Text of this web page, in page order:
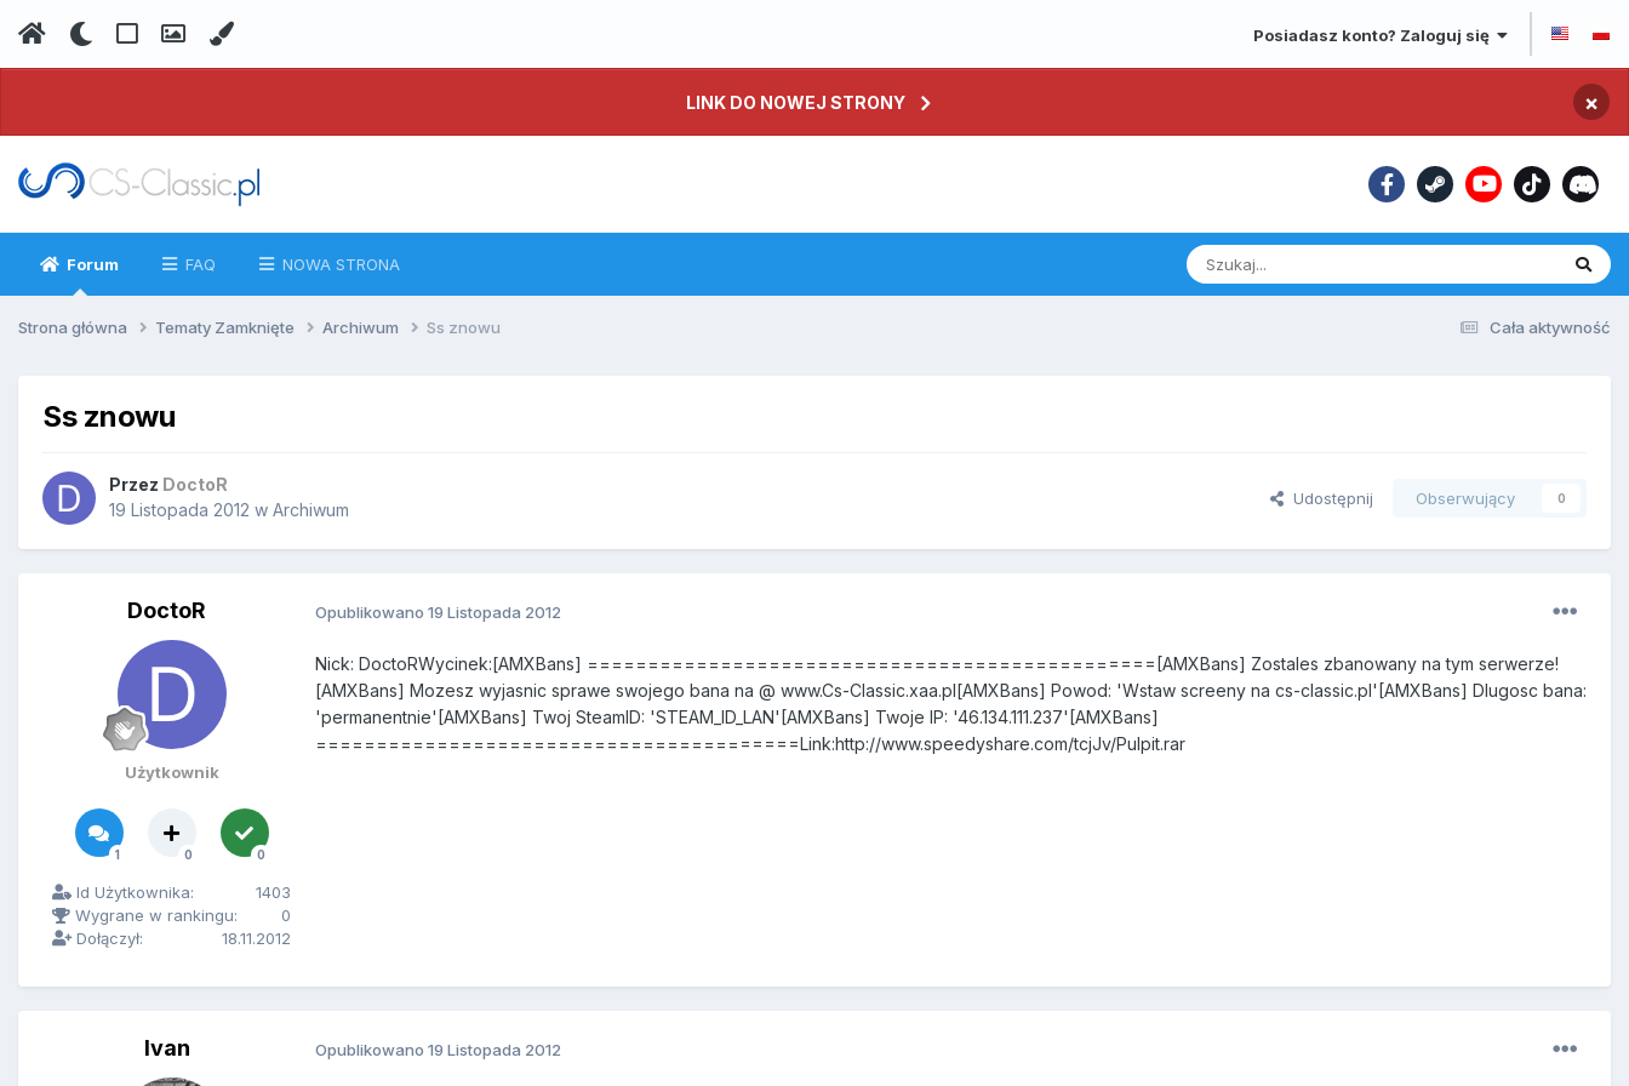
Posiadasz konto? Zaloguj się
LINK DO NOWEJ STRONY ×
Forum FAQ NOWA STRONA
Cała aktywność
Strona główna Tematy Zamknięte Archiwum Ss znowu
Ss znowu
Przez DoctoR
19 Listopada 2012 w Archiwum
Udostępnij Obserwujący 0
DoctoR
Użytkownik
1 0 0
Id Użytkownika:
1403
Wygrane w rankingu:
0
Dołączył:
18.11.2012
Opublikowano 19 Listopada 2012
Nick: DoctoRWycinek:[AMXBans] ===============================================[AMXBans] Zostales zbanowany na tym serwerze!
[AMXBans] Mozesz wyjasnic sprawe swojego bana na @ www.Cs-Classic.xaa.pl[AMXBans] Powod: 'Wstaw screeny na cs-classic.pl'[AMXBans] Dlugosc bana:
'permanentnie'[AMXBans] Twoj SteamID: 'STEAM_ID_LAN'[AMXBans] Twoje IP: '46.134.111.237'[AMXBans]
========================================Link:http://www.speedyshare.com/tcjJv/Pulpit.rar
Ivan Opublikowano 19 Listopada 2012